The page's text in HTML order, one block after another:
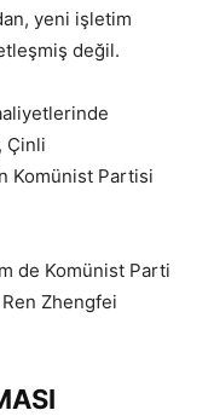
yeni işletim
değil.
Çinli
Komünist Partisi
de Komünist Parti
Zhengfei